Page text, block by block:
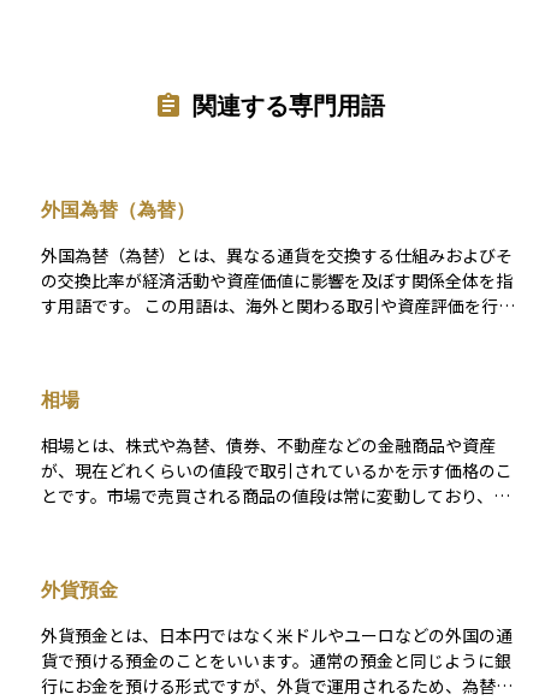
関連する専門用語
外国為替（為替）
外国為替（為替）とは、異なる通貨を交換する仕組みおよびそ
の交換比率が経済活動や資産価値に影響を及ぼす関係全体を指
す用語です。 この用語は、海外と関わる取引や資産評価を行う
す。円と他国通貨との関係が変化することで、同じ資産であっ
ても円換算の価値や損益が変わるため、投資判断や成果の解釈
に影響します。 為替が問題になるのは、「通貨を交換する瞬
間」だけではありません。実際には、外貨建て資産を保有して
いる期間全体にわたり、為替は見えない変動要因として作用し
ば、海外資産の評価額が増減した理由を、投資対象そのものの
きかった、というケースは典型的です。 誤解されやすい点とし
て、「為替は短期売買を行う人だけが意識すればよい」という
思い込みがあります。しかし、為替は取引頻度に関係なく、外
相場
相場とは、株式や為替、債券、不動産などの金融商品や資産
が、現在どれくらいの値段で取引されているかを示す価格のこ
とです。市場で売買される商品の値段は常に変動しており、こ
金利の動き、世界情勢などさまざまな要因によって影響を受け
ます。投資を行う上では、相場の動きを把握し、どのタイミン
グで売買するかを考えることが重要になります。
外貨預金
外貨預金とは、日本円ではなく米ドルやユーロなどの外国の通
貨で預ける預金のことをいいます。通常の預金と同じように銀
行にお金を預ける形式ですが、外貨で運用されるため、為替レ